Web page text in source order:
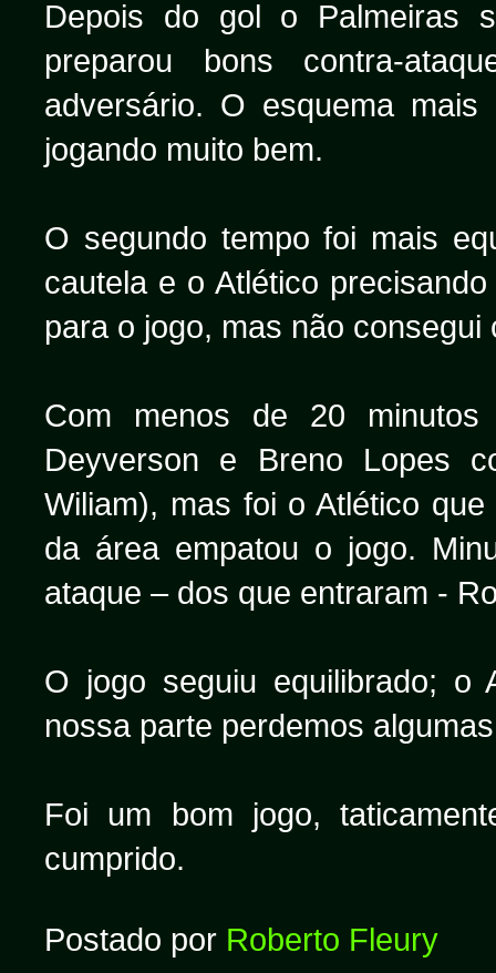
Depois do gol o Palmeiras
preparou bons contra-
adversário. O esquema
jogando muito bem.
O segundo tempo foi mais
cautela e o Atlético
para o jogo, mas não consegui
Com menos de 20 minutos
Deyverson e Breno Lopes
Wiliam), mas foi o Atlético
da área empatou o jogo.
ataque – dos que entraram -
O jogo seguiu equilibrado; o
nossa parte perdemos
Foi um bom jogo,
cumprido.
Postado por Roberto Fleury